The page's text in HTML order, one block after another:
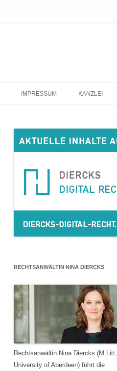
IMPRESSUM KANZLEI
RECHTSANWÄLTIN NINA DIERCKS
Rechtsanwältin Nina Diercks (M.Litt,
University of Aberdeen) führt die